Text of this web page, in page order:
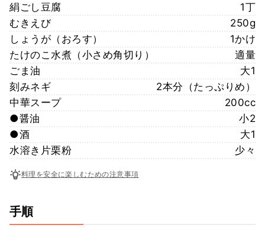
絹ごし豆腐
1丁
むきえび
250g
しょうが（おろす）
1かけ
たけのこ水煮（小さめ角切り）
適量
ごま油
大1
刻みネギ
2本分（たっぷりめ）
中華スープ
200cc
●醤油
小2
●酒
大1
水溶き片栗粉
少々
料理を安全に楽しむための注意事項
手順